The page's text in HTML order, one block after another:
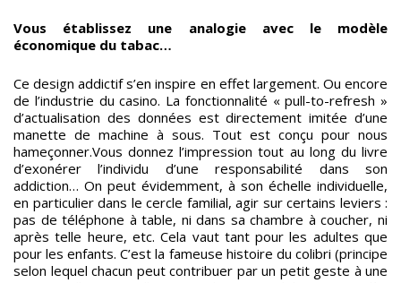
Vous établissez une analogie avec le modèle
économique du tabac…
Ce design addictif s’en inspire en effet largement. Ou encore
de l’industrie du casino. La fonctionnalité « pull-to-refresh »
d’actualisation des données est directement imitée d’une
manette de machine à sous. Tout est conçu pour nous
hameçonner.Vous donnez l’impression tout au long du livre
d’exonérer l’individu d’une responsabilité dans son
addiction… On peut évidemment, à son échelle individuelle,
en particulier dans le cercle familial, agir sur certains leviers :
pas de téléphone à table, ni dans sa chambre à coucher, ni
après telle heure, etc. Cela vaut tant pour les adultes que
pour les enfants. C’est la fameuse histoire du colibri (principe
selon lequel chacun peut contribuer par un petit geste à une